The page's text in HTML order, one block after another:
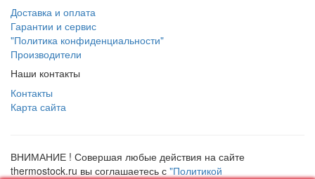
Доставка и оплата
Гарантии и сервис
"Политика конфиденциальности"
Производители
Наши контакты
Контакты
Карта сайта
ВНИМАНИЕ ! Совершая любые действия на сайте
thermostock.ru вы соглашаетесь с "Политикой